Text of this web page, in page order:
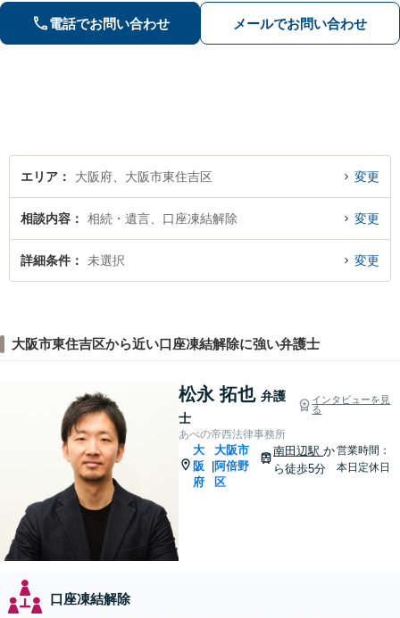
応・増額交渉の相談。【今川駅2分】
【初回30分無料相談】
電話でお問い合わせ メールでお問い合わせ
エリア 大阪府、大阪市東住吉区 変更
相談内容 相続・遺言、口座凍結解除 変更
詳細条件 未選択 変更
大阪市東住吉区から近い口座凍結解除に強い弁護士
松永 拓也 弁護
士
インタビューを見
る
あべの帝西法律事務所
大
阪
府
大阪市
阿倍野
区
南田辺駅か
ら徒歩5分
営業時間：
本日定休日
口座凍結解除